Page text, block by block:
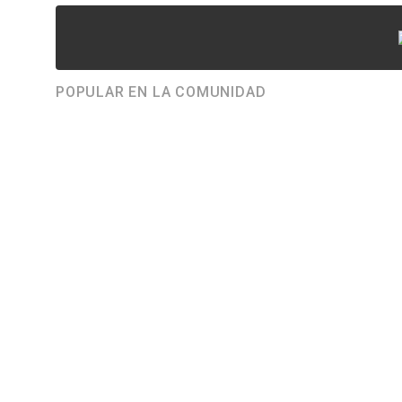
POPULAR EN LA COMUNIDAD